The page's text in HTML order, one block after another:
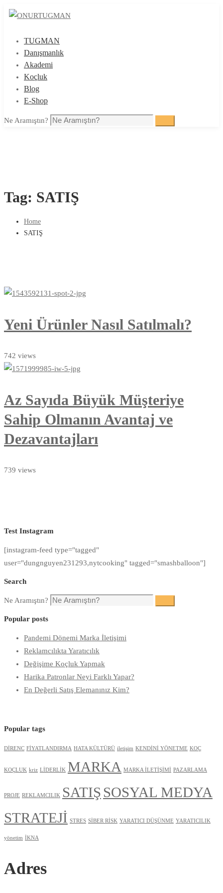
TUGMAN
Danışmanlık
Akademi
Koçluk
Blog
E-Shop
Ne Aramıştın?
Tag: SATIŞ
Home
SATIŞ
Yeni Ürünler Nasıl Satılmalı?
742 views
Az Sayıda Büyük Müşteriye
Sahip Olmanın Avantaj ve
Dezavantajları
739 views
Test Instagram
[instagram-feed type="tagged"
user="dungnguyen231293,nytcooking" tagged="smashballoon"]
Search
Ne Aramıştın?
Popular posts
Pandemi Dönemi Marka İletişimi
Reklamcılıkta Yaratıcılık
Değişime Koçluk Yapmak
Harika Patronlar Neyi Farklı Yapar?
En Değerli Satış Elemanınız Kim?
Popular tags
DİRENC FİYATLANDIRMA HATA KÜLTÜRÜ iletişim KENDİNİ YÖNETME KOÇ
KOÇLUK kriz LİDERLİK MARKA MARKA İLETİŞİMİ PAZARLAMA
PROJE REKLAMCILIK SATIŞ SOSYAL MEDYA
STRATEJİ STRES SİBER RİSK YARATICI DÜŞÜNME YARATICILIK
yönetim İKNA
Adres